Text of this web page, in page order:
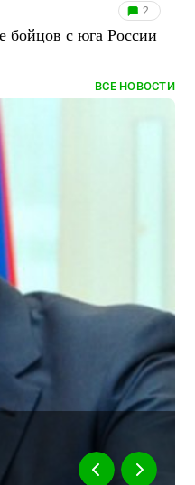
2
бойцов с юга России
ВСЕ НОВОСТИ